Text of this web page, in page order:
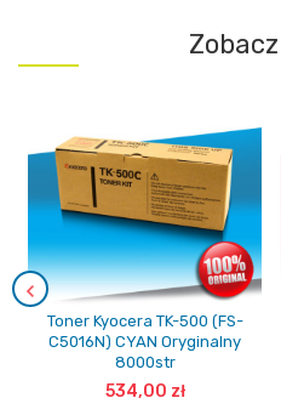
Toner Kyocera TK-500 (FS-
C5016N) CYAN Oryginalny
8000str
534,00 zł